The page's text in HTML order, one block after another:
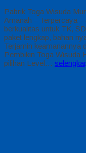
Pabrik Toga Wisuda
Amanah – Terpercaya
berkualitas untuk TK,
paket lengkap, bahan
Terjamin keamanannya
Pembikin Toga Wisuda
pilihan Level…